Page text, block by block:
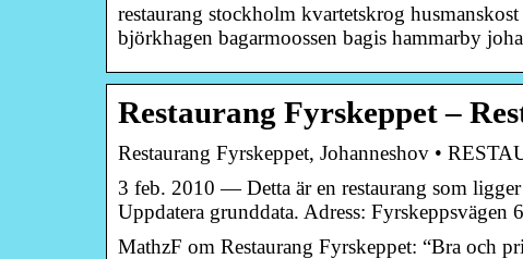
restaurang stockholm kvartetskrog
björkhagen bagarmoossen bagis hammarby
Restaurang Fyrskeppet –
Restaurang Fyrskeppet, Johanneshov •
3 feb. 2010 — Detta är en restaurang som
Uppdatera grunddata. Adress:
MathzF om Restaurang Fyrskeppet: “Bra och